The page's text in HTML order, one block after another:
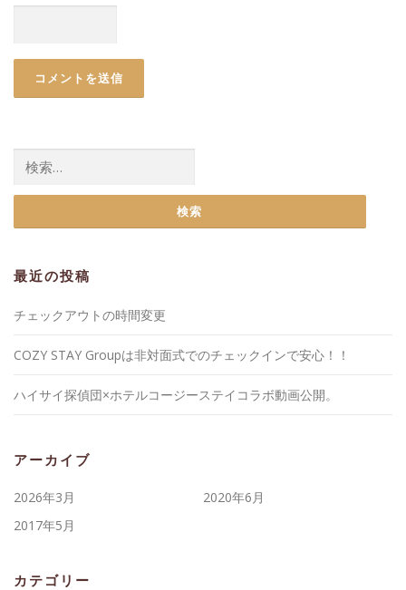
索:
最近の投稿
チェックアウトの時間変更
COZY STAY Groupは非対面式でのチェックインで安心！！
ハイサイ探偵団×ホテルコージーステイコラボ動画公開。
アーカイブ
2026年3月
2020年6月
2017年5月
カテゴリー